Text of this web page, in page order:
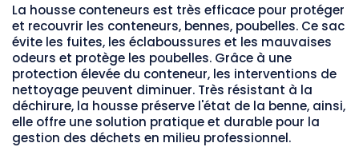
La housse conteneurs est très efficace pour protéger
et recouvrir les conteneurs, bennes, poubelles. Ce sac
évite les fuites, les éclaboussures et les mauvaises
odeurs et protège les poubelles. Grâce à une
protection élevée du conteneur, les interventions de
nettoyage peuvent diminuer. Très résistant à la
déchirure, la housse préserve l'état de la benne, ainsi,
elle offre une solution pratique et durable pour la
gestion des déchets en milieu professionnel.